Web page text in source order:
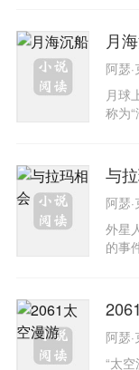
造地
己即
维斯
各处
一批
类。
星人
球
月
阿瑟
月球
称为
圄。
接踵
何作
人类
风格
与
阿瑟
外星
的事
中，
他智
名为
象表
阿瑟
“太